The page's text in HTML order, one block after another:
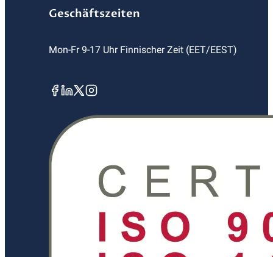
Geschäftszeiten
Mon-Fr 9-17 Uhr Finnischer Zeit (EET/EEST)